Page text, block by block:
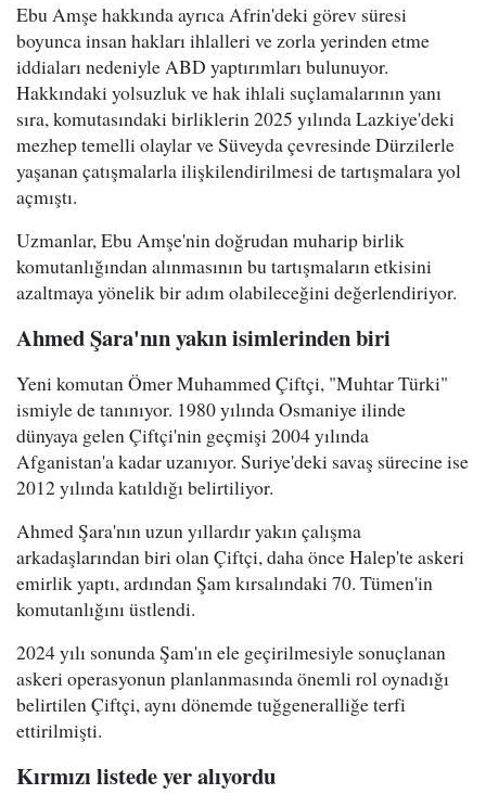
Ebu Amşe hakkında ayrıca Afrin'deki görev süresi
boyunca insan hakları ihlalleri ve zorla yerinden etme
iddiaları nedeniyle ABD yaptırımları bulunuyor.
Hakkındaki yolsuzluk ve hak ihlali suçlamalarının yanı
sıra, komutasındaki birliklerin 2025 yılında Lazkiye'deki
mezhep temelli olaylar ve Süveyda çevresinde Dürzilerle
yaşanan çatışmalarla ilişkilendirilmesi de tartışmalara yol
açmıştı.
Uzmanlar, Ebu Amşe'nin doğrudan muharip birlik
komutanlığından alınmasının bu tartışmaların etkisini
azaltmaya yönelik bir adım olabileceğini değerlendiriyor.
Ahmed Şara'nın yakın isimlerinden biri
Yeni komutan Ömer Muhammed Çiftçi, "Muhtar Türki"
ismiyle de tanınıyor. 1980 yılında Osmaniye ilinde
dünyaya gelen Çiftçi'nin geçmişi 2004 yılında
Afganistan'a kadar uzanıyor. Suriye'deki savaş sürecine ise
2012 yılında katıldığı belirtiliyor.
Ahmed Şara'nın uzun yıllardır yakın çalışma
arkadaşlarından biri olan Çiftçi, daha önce Halep'te askeri
emirlik yaptı, ardından Şam kırsalındaki 70. Tümen'in
komutanlığını üstlendi.
2024 yılı sonunda Şam'ın ele geçirilmesiyle sonuçlanan
askeri operasyonun planlanmasında önemli rol oynadığı
belirtilen Çiftçi, aynı dönemde tuğgeneralliğe terfi
ettirilmişti.
Kırmızı listede yer alıyordu